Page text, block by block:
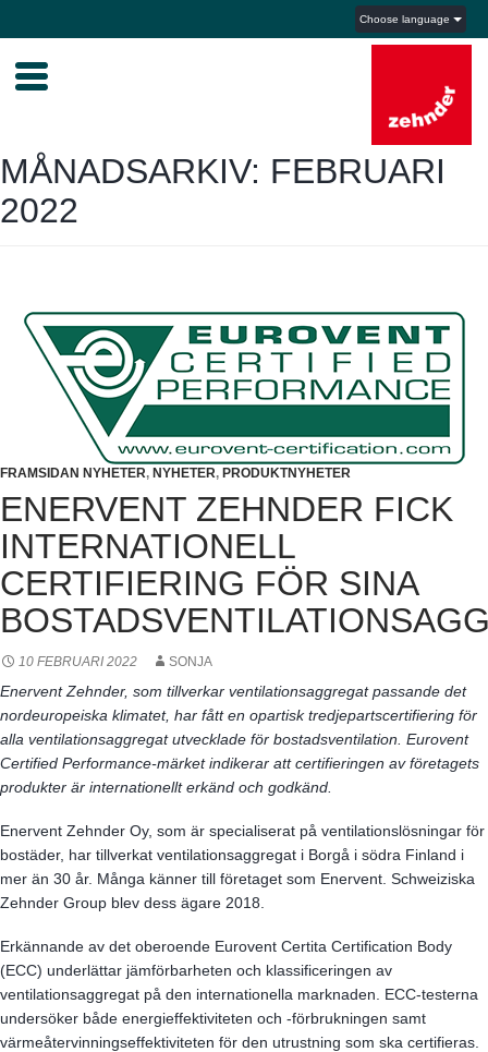
Choose language
MÅNADSARKIV: FEBRUARI
2022
FRAMSIDAN NYHETER, NYHETER, PRODUKTNYHETER
ENERVENT ZEHNDER FICK
INTERNATIONELL
CERTIFIERING FÖR SINA
10 FEBRUARI 2022 SONJA
Enervent Zehnder, som tillverkar ventilationsaggregat passande det
nordeuropeiska klimatet, har fått en opartisk tredjepartscertifiering för
alla ventilationsaggregat utvecklade för bostadsventilation. Eurovent
Certified Performance-märket indikerar att certifieringen av företagets
produkter är internationellt erkänd och godkänd.
Enervent Zehnder Oy, som är specialiserat på ventilationslösningar för
bostäder, har tillverkat ventilationsaggregat i Borgå i södra Finland i
mer än 30 år. Många känner till företaget som Enervent. Schweiziska
Zehnder Group blev dess ägare 2018.
Erkännande av det oberoende Eurovent Certita Certification Body
(ECC) underlättar jämförbarheten och klassificeringen av
ventilationsaggregat på den internationella marknaden. ECC-testerna
undersöker både energieffektiviteten och -förbrukningen samt
värmeåtervinningseffektiviteten för den utrustning som ska certifieras.